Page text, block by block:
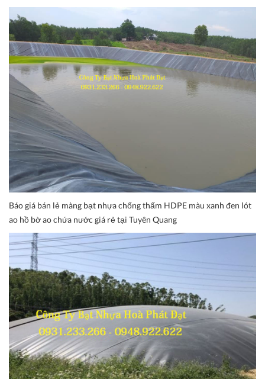
Báo giá bán lẻ màng bạt nhựa chống thấm HDPE màu xanh đen lót
ao hồ bờ ao chứa nước giá rẻ tại Tuyên Quang